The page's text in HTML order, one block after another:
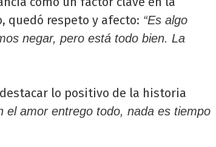
quedó respeto y afecto: “Es algo
negar, pero está todo bien. La
lo positivo de la historia
el amor entrego todo, nada es tiempo